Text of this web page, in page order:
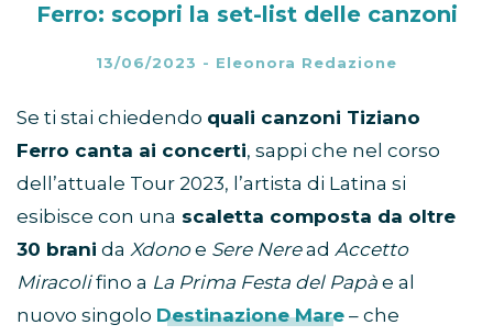
Ferro: scopri la set-list delle canzoni
13/06/2023 - Eleonora Redazione
Se ti stai chiedendo quali canzoni Tiziano
Ferro canta ai concerti, sappi che nel corso
dell’attuale Tour 2023, l’artista di Latina si
esibisce con una scaletta composta da oltre
30 brani da Xdonoe Sere Neread Accetto
Miracolifino a La Prima Festa del Papà e al
nuovo singolo Destinazione Mare – che